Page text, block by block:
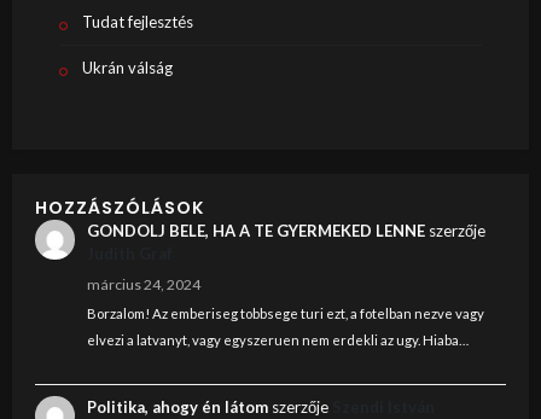
Tudat fejlesztés
Ukrán válság
HOZZÁSZÓLÁSOK
GONDOLJ BELE, HA A TE GYERMEKED LENNEszerzője
március 24, 2024
Borzalom! Az emberiseg tobbsege turi ezt, a fotelban nezve vagy
elvezi a latvanyt, vagy egyszeruen nem erdekli az ugy. Hiaba…
Politika, ahogy én látomszerzője